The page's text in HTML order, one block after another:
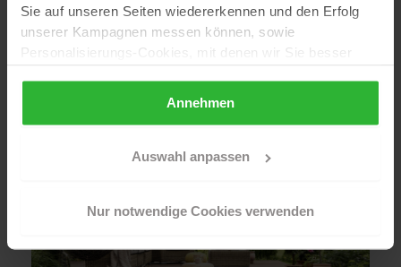
Sie auf unseren Seiten wiedererkennen und den Erfolg
unserer Kampagnen messen können, sowie
Personalisierungs-Cookies, mit denen wir Sie besser
jederzeit über Ihren Browser tun. Sie können natürlich
das Funktionieren unserer Seite zwingend erforderlich
Annehmen
Auswahl anpassen
Nur notwendige Cookies verwenden
Dampfsperre und Dampfbremse am